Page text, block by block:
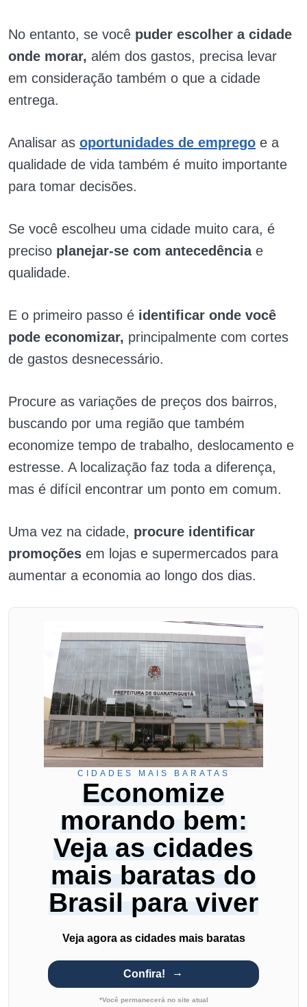
No entanto, se você puder escolher a cidade
onde morar, além dos gastos, precisa levar
em consideração também o que a cidade
entrega.
Analisar as oportunidades de emprego e a
qualidade de vida também é muito importante
para tomar decisões.
Se você escolheu uma cidade muito cara, é
preciso planejar-se com antecedência e
qualidade.
E o primeiro passo é identificar onde você
pode economizar, principalmente com cortes
de gastos desnecessário.
Procure as variações de preços dos bairros,
buscando por uma região que também
economize tempo de trabalho, deslocamento e
estresse. A localização faz toda a diferença,
mas é difícil encontrar um ponto em comum.
Uma vez na cidade, procure identificar
promoções em lojas e supermercados para
aumentar a economia ao longo dos dias.
CIDADES MAIS BARATAS
Economize
morando bem:
Veja as cidades
mais baratas do
Brasil para viver
Veja agora as cidades mais baratas
Confira!
*Você permanecerá no site atual